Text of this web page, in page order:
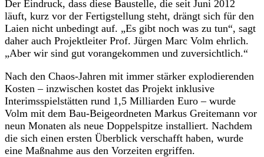
Der Eindruck, dass diese Baustelle, die seit Juni 2012
läuft, kurz vor der Fertigstellung steht, drängt sich für den
Laien nicht unbedingt auf. „Es gibt noch was zu tun“, sagt
daher auch Projektleiter Prof. Jürgen Marc Volm ehrlich.
„Aber wir sind gut vorangekommen und zuversichtlich.“
Nach den Chaos-Jahren mit immer stärker explodierenden
Kosten – inzwischen kostet das Projekt inklusive
Interimsspielstätten rund 1,5 Milliarden Euro – wurde
Volm mit dem Bau-Beigeordneten Markus Greitemann vor
neun Monaten als neue Doppelspitze installiert. Nachdem
die sich einen ersten Überblick verschafft haben, wurde
eine Maßnahme aus den Vorzeiten ergriffen.